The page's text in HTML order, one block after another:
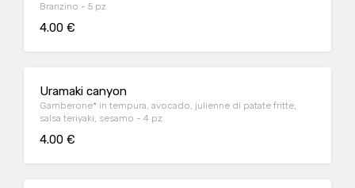
Branzino - 5 pz
4.00 €
Uramaki canyon
Gamberone* in tempura, avocado, julienne di patate fritte,
salsa teriyaki, sesamo - 4 pz
4.00 €